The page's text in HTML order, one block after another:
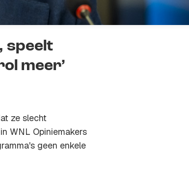
speelt
meer’
ze slecht
WNL Opiniemakers
geen enkele